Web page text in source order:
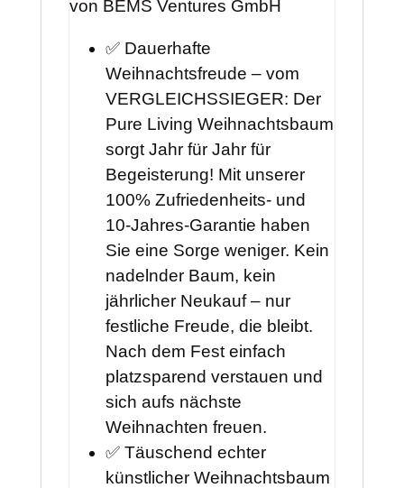
von BEMS Ventures GmbH
✅ Dauerhafte
Weihnachtsfreude – vom
VERGLEICHSSIEGER: Der
Pure Living Weihnachtsbaum
sorgt Jahr für Jahr für
Begeisterung! Mit unserer
100% Zufriedenheits- und
10-Jahres-Garantie haben
Sie eine Sorge weniger. Kein
nadelnder Baum, kein
jährlicher Neukauf – nur
festliche Freude, die bleibt.
Nach dem Fest einfach
platzsparend verstauen und
sich aufs nächste
Weihnachten freuen.
✅ Täuschend echter
künstlicher Weihnachtsbaum